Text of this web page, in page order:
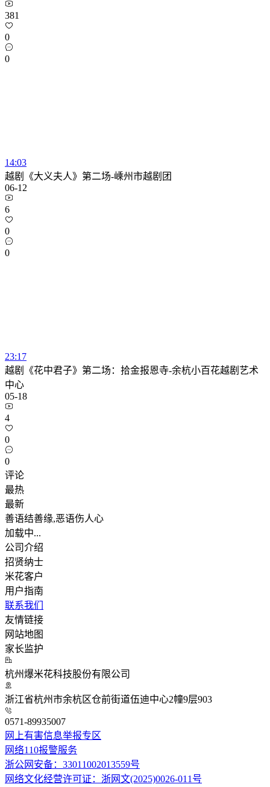
381
0
0
14:03
越剧《大义夫人》第二场-嵊州市越剧团
06-12
6
0
0
23:17
越剧《花中君子》第二场：拾金报恩寺-余杭小百花越剧艺术
中心
05-18
4
0
0
评论
最热
最新
善语结善缘,恶语伤人心
加载中...
公司介绍
招贤纳士
米花客户
用户指南
联系我们
友情链接
网站地图
家长监护
杭州爆米花科技股份有限公司
浙江省杭州市余杭区仓前街道伍迪中心2幢9层903
0571-89935007
网上有害信息举报专区
网络110报警服务
浙公网安备：33011002013559号
网络文化经营许可证：浙网文(2025)0026-011号